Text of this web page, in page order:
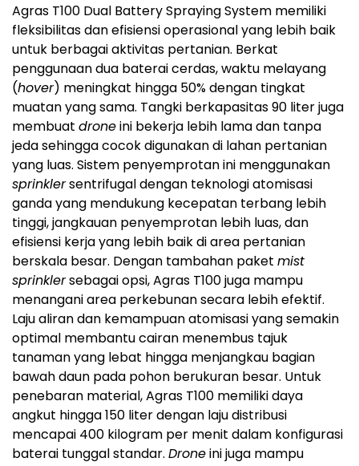
Agras T100 Dual Battery Spraying System memiliki
fleksibilitas dan efisiensi operasional yang lebih baik
untuk berbagai aktivitas pertanian. Berkat
penggunaan dua baterai cerdas, waktu melayang
(hover) meningkat hingga 50% dengan tingkat
muatan yang sama. Tangki berkapasitas 90 liter juga
membuat droneini bekerja lebih lama dan tanpa
jeda sehingga cocok digunakan di lahan pertanian
yang luas. Sistem penyemprotan ini menggunakan
sprinklersentrifugal dengan teknologi atomisasi
ganda yang mendukung kecepatan terbang lebih
tinggi, jangkauan penyemprotan lebih luas, dan
efisiensi kerja yang lebih baik di area pertanian
berskala besar. Dengan tambahan paket mist
sprinklersebagai opsi, Agras T100 juga mampu
menangani area perkebunan secara lebih efektif.
Laju aliran dan kemampuan atomisasi yang semakin
optimal membantu cairan menembus tajuk
tanaman yang lebat hingga menjangkau bagian
bawah daun pada pohon berukuran besar. Untuk
penebaran material, Agras T100 memiliki daya
angkut hingga 150 liter dengan laju distribusi
mencapai 400 kilogram per menit dalam konfigurasi
baterai tunggal standar. Droneini juga mampu